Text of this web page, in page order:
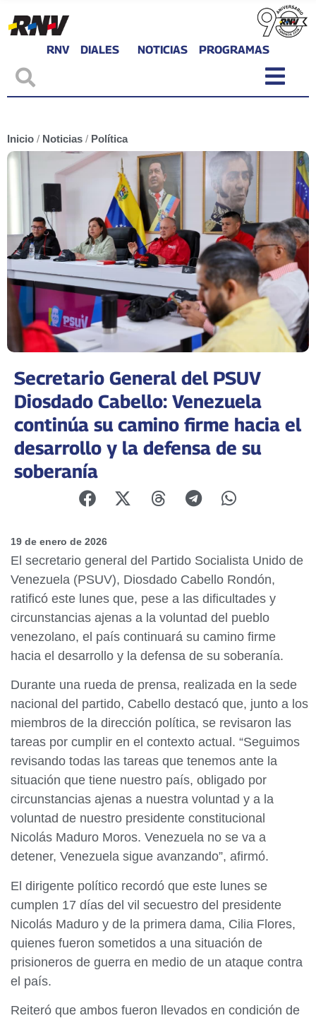
RNV DIALES NOTICIAS PROGRAMAS
Inicio / Noticias / Política
Secretario General del PSUV
Diosdado Cabello: Venezuela
continúa su camino firme hacia el
desarrollo y la defensa de su
soberanía
19 de enero de 2026
El secretario general del Partido Socialista Unido de
Venezuela (PSUV), Diosdado Cabello Rondón,
ratificó este lunes que, pese a las dificultades y
circunstancias ajenas a la voluntad del pueblo
venezolano, el país continuará su camino firme
hacia el desarrollo y la defensa de su soberanía.
Durante una rueda de prensa, realizada en la sede
nacional del partido, Cabello destacó que, junto a los
miembros de la dirección política, se revisaron las
tareas por cumplir en el contexto actual. “Seguimos
revisando todas las tareas que tenemos ante la
situación que tiene nuestro país, obligado por
circunstancias ajenas a nuestra voluntad y a la
voluntad de nuestro presidente constitucional
Nicolás Maduro Moros. Venezuela no se va a
detener, Venezuela sigue avanzando”, afirmó.
El dirigente político recordó que este lunes se
cumplen 17 días del vil secuestro del presidente
Nicolás Maduro y de la primera dama, Cilia Flores,
quienes fueron sometidos a una situación de
prisioneros de guerra en medio de un ataque contra
el país.
Reiteró que ambos fueron llevados en condición de